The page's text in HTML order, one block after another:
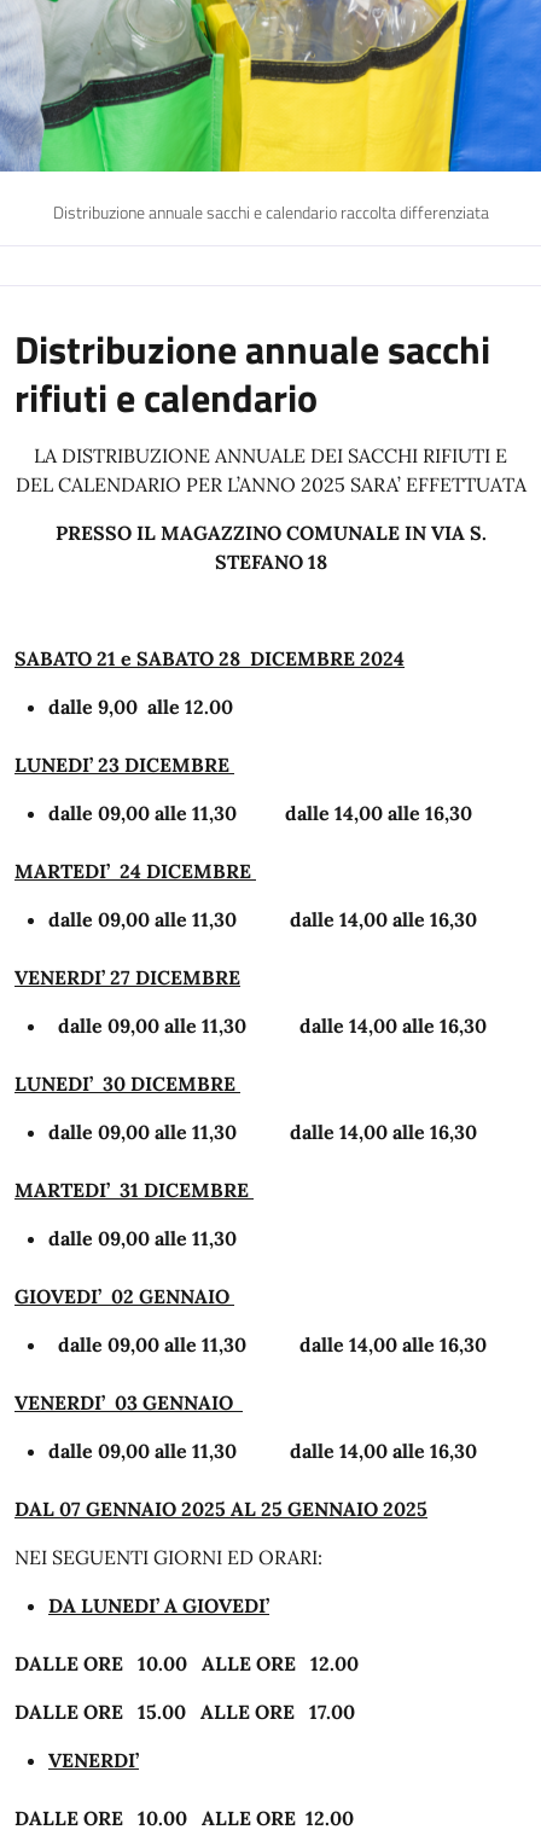
Distribuzione annuale sacchi e calendario raccolta differenziata
Distribuzione annuale sacchi
rifiuti e calendario
LA DISTRIBUZIONE ANNUALE DEI SACCHI RIFIUTI E
DEL CALENDARIO PER L’ANNO 2025 SARA’ EFFETTUATA
PRESSO IL MAGAZZINO COMUNALE IN VIA S.
STEFANO 18
SABATO 21 e SABATO 28 DICEMBRE 2024
dalle 9,00 alle 12.00
LUNEDI’ 23 DICEMBRE
dalle 09,00 alle 11,30 dalle 14,00 alle 16,30
MARTEDI’ 24 DICEMBRE
dalle 09,00 alle 11,30 dalle 14,00 alle 16,30
VENERDI’ 27 DICEMBRE
dalle 09,00 alle 11,30 dalle 14,00 alle 16,30
LUNEDI’ 30 DICEMBRE
dalle 09,00 alle 11,30 dalle 14,00 alle 16,30
MARTEDI’ 31 DICEMBRE
dalle 09,00 alle 11,30
GIOVEDI’ 02 GENNAIO
dalle 09,00 alle 11,30 dalle 14,00 alle 16,30
VENERDI’ 03 GENNAIO
dalle 09,00 alle 11,30 dalle 14,00 alle 16,30
DAL 07 GENNAIO 2025 AL 25 GENNAIO 2025
NEI SEGUENTI GIORNI ED ORARI:
DA LUNEDI’ A GIOVEDI’
DALLE ORE 10.00 ALLE ORE 12.00
DALLE ORE 15.00 ALLE ORE 17.00
VENERDI’
DALLE ORE 10.00 ALLE ORE 12.00